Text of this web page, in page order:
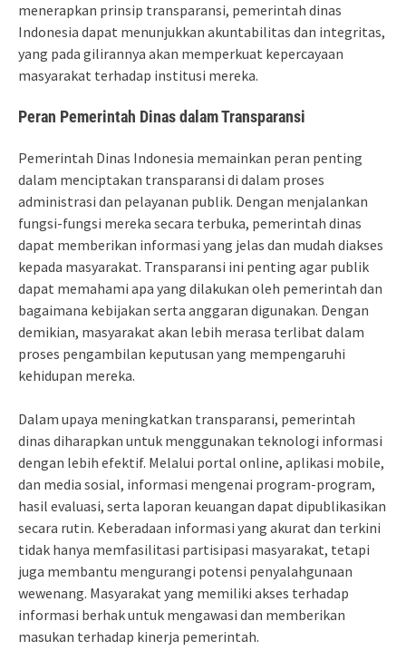
menerapkan prinsip transparansi, pemerintah dinas
Indonesia dapat menunjukkan akuntabilitas dan integritas,
yang pada gilirannya akan memperkuat kepercayaan
masyarakat terhadap institusi mereka.
Peran Pemerintah Dinas dalam Transparansi
Pemerintah Dinas Indonesia memainkan peran penting
dalam menciptakan transparansi di dalam proses
administrasi dan pelayanan publik. Dengan menjalankan
fungsi-fungsi mereka secara terbuka, pemerintah dinas
dapat memberikan informasi yang jelas dan mudah diakses
kepada masyarakat. Transparansi ini penting agar publik
dapat memahami apa yang dilakukan oleh pemerintah dan
bagaimana kebijakan serta anggaran digunakan. Dengan
demikian, masyarakat akan lebih merasa terlibat dalam
proses pengambilan keputusan yang mempengaruhi
kehidupan mereka.
Dalam upaya meningkatkan transparansi, pemerintah
dinas diharapkan untuk menggunakan teknologi informasi
dengan lebih efektif. Melalui portal online, aplikasi mobile,
dan media sosial, informasi mengenai program-program,
hasil evaluasi, serta laporan keuangan dapat dipublikasikan
secara rutin. Keberadaan informasi yang akurat dan terkini
tidak hanya memfasilitasi partisipasi masyarakat, tetapi
juga membantu mengurangi potensi penyalahgunaan
wewenang. Masyarakat yang memiliki akses terhadap
informasi berhak untuk mengawasi dan memberikan
masukan terhadap kinerja pemerintah.